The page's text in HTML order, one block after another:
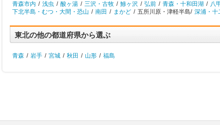
青森市内 / 浅虫 / 酸ヶ湯 / 三沢・古牧 / 鯵ヶ沢 / 弘前 / 青森・十和田湖 / 八
下北半島・むつ・大間・恐山 / 南田 / まかど / 五所川原・津軽半島/ 深浦・十
東北の他の都道府県から選ぶ
青森 / 岩手 / 宮城 / 秋田 / 山形 / 福島